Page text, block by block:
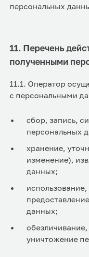
персональных
11. Перечень
полученными
11.1. Оператор
с персональными
сбор, запись,
персональных
хранение,
изменение),
данных;
данных;
уничтожение